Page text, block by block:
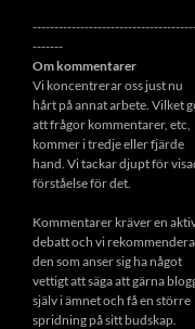
-------
Om kommentarer
Vi koncentrerar oss just nu
hårt på annat arbete. Vilket
att frågor kommentarer, etc,
kommer i tredje eller fjärde
hand. Vi tackar djupt för
förståelse för det.
Kommentarer kräver en
debatt och vi
den som anser sig ha något
vettigt att säga att gärna
själv i ämnet och få en större
spridning på sitt budskap.